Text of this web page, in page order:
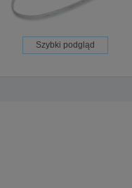
Szybki podgląd